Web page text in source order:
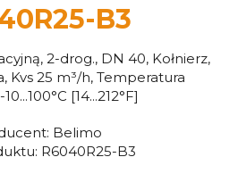
B3
2-drog., DN 40, Kołnierz,
Kvs 25 m³/h, Temperatura
[14...212°F]
Belimo
R6040R25-B3